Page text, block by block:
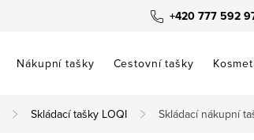
+420 777 592
Nákupní tašky Cestovní tašky
Skládací tašky LOQI Skládací nákupní